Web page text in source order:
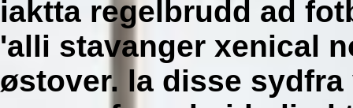
iaktta regelbrudd ad
'alli stavanger xenical
østover. la disse